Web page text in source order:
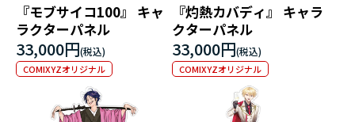
『モブサイコ100』 キャ
ラクターパネル
33,000円
COMIXYZオリジナル
『灼熱カバディ』 キャラ
クターパネル
33,000円
COMIXYZオリジナル